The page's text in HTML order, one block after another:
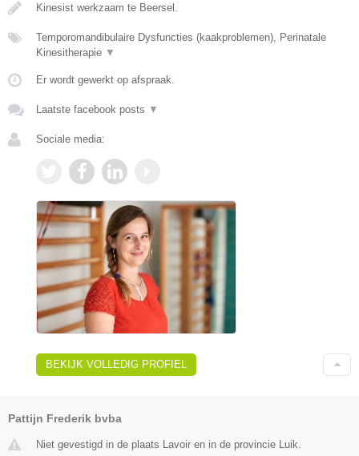
Kinesist werkzaam te Beersel.
Temporomandibulaire Dysfuncties (kaakproblemen), Perinatale
Kinesitherapie ▼
Er wordt gewerkt op afspraak.
Laatste facebook posts ▼
Sociale media:
BEKIJK VOLLEDIG PROFIEL
Pattijn Frederik bvba
Niet gevestigd in de plaats Lavoir en in de provincie Luik.